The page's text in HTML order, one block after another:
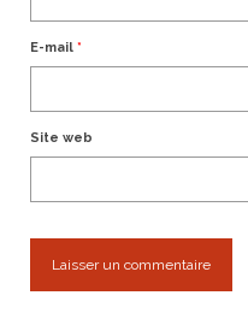
E-mail *
Site web